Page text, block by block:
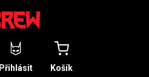
Přihlásit Košík